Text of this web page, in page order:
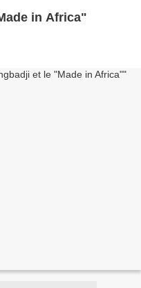
in Africa"